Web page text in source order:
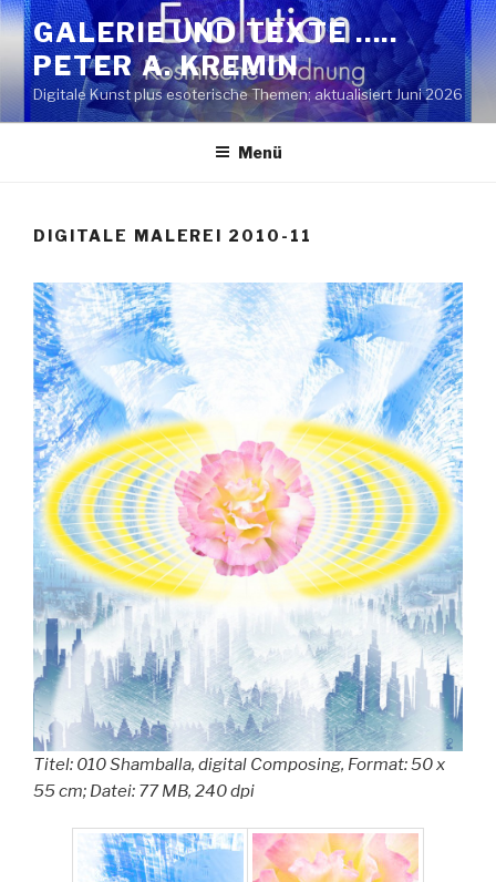
Zum
Inhalt
springen
GALERIE UND TEXTE …..
PETER A. KREMIN
Digitale Kunst plus esoterische Themen; aktualisiert Juni 2026
Menü
DIGITALE MALEREI 2010-11
Titel: 010 Shamballa, digital Composing, Format: 50 x
55 cm; Datei: 77 MB, 240 dpi